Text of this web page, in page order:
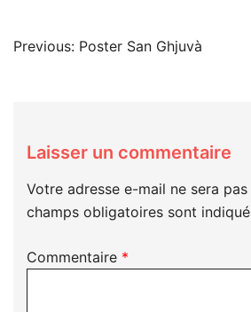
Navigation
Previous: Poster San Ghjuvà
Laisser un commentaire
Votre adresse e-mail ne sera pas
champs obligatoires sont
Commentaire *